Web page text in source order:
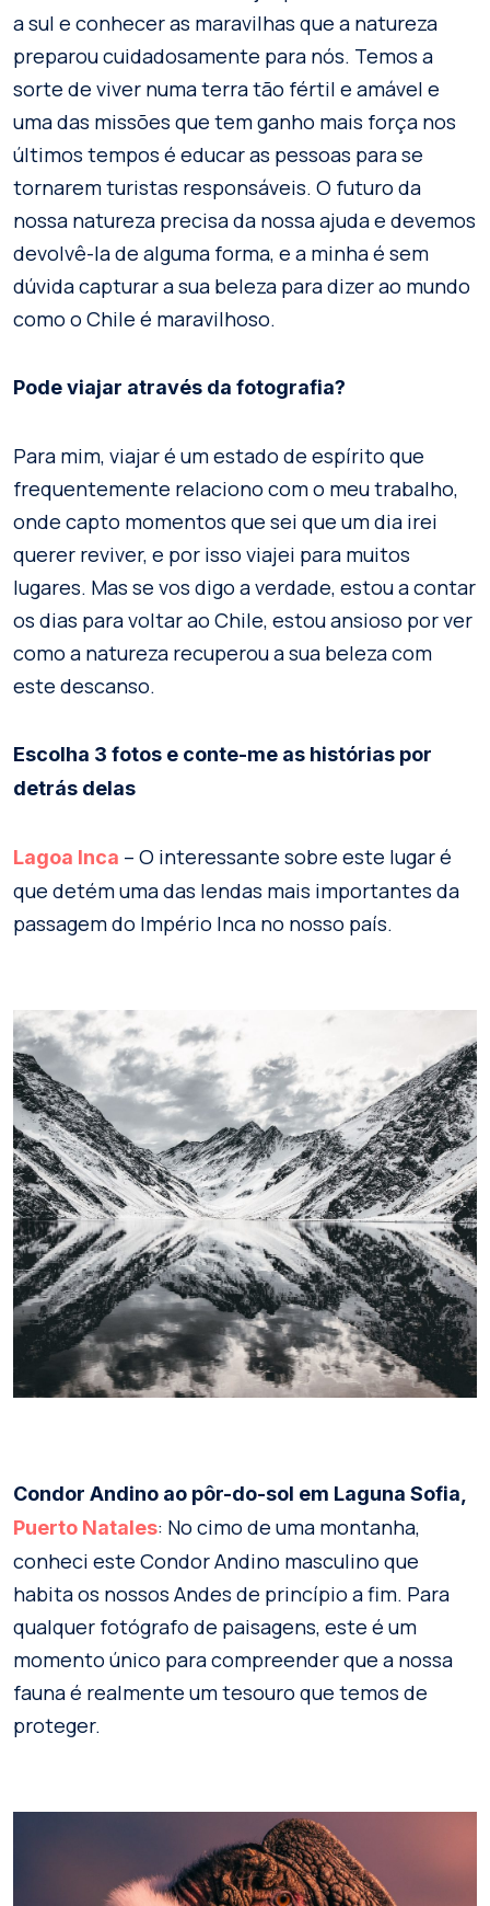
a sul e conhecer as maravilhas que a natureza
preparou cuidadosamente para nós. Temos a
sorte de viver numa terra tão fértil e amável e
uma das missões que tem ganho mais força nos
últimos tempos é educar as pessoas para se
tornarem turistas responsáveis. O futuro da
nossa natureza precisa da nossa ajuda e devemos
devolvê-la de alguma forma, e a minha é sem
dúvida capturar a sua beleza para dizer ao mundo
como o Chile é maravilhoso.
Pode viajar através da fotografia?
Para mim, viajar é um estado de espírito que
frequentemente relaciono com o meu trabalho,
onde capto momentos que sei que um dia irei
querer reviver, e por isso viajei para muitos
lugares. Mas se vos digo a verdade, estou a contar
os dias para voltar ao Chile, estou ansioso por ver
como a natureza recuperou a sua beleza com
este descanso.
Escolha 3 fotos e conte-me as histórias por
detrás delas
Lagoa Inca – O interessante sobre este lugar é
que detém uma das lendas mais importantes da
passagem do Império Inca no nosso país.
Condor Andino ao pôr-do-sol em Laguna Sofia,
Puerto Natales: No cimo de uma montanha,
conheci este Condor Andino masculino que
habita os nossos Andes de princípio a fim. Para
qualquer fotógrafo de paisagens, este é um
momento único para compreender que a nossa
fauna é realmente um tesouro que temos de
proteger.